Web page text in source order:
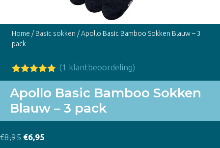
Home / Basic sokken / Apollo Basic Bamboo Sokken Blauw – 3
pack
Gewaardeer
d
op
5
gebaseerd
op
1
klant
waardering
(1 klantbeoordeling)
Apollo Basic Bamboo Sokken
Blauw – 3 pack
€8,95 Oorspronkelijke
€6,95